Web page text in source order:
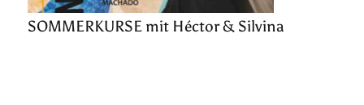
SOMMERKURSE mit Héctor & Silvina